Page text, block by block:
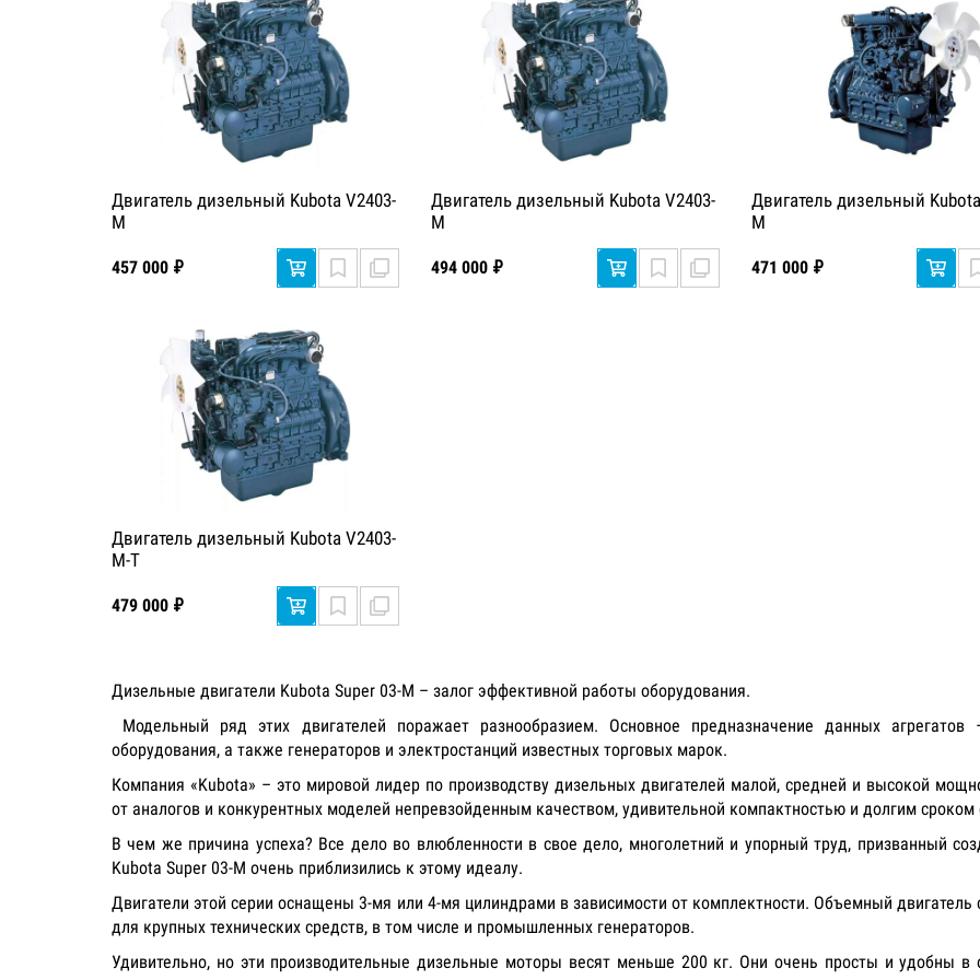
Двигатель дизельный Kubota V2403-
M
457 000 ₽
Двигатель дизельный Kubota V2403-
M
494 000 ₽
Двигатель дизельный
M
471 000 ₽
Двигатель дизельный Kubota V2403-
M-T
479 000 ₽
Дизельные двигатели Kubota Super 03-M – залог эффективной работы оборудования.
Модельный ряд этих двигателей поражает разнообразием. Основное предназначение данных
оборудования, а также генераторов и электростанций известных торговых марок.
Компания «Kubota» – это мировой лидер по производству дизельных двигателей малой, средней и высокой
от аналогов и конкурентных моделей непревзойденным качеством, удивительной компактностью и долгим
В чем же причина успеха? Все дело во влюбленности в свое дело, многолетний и упорный труд, призванный
Kubota Super 03-M очень приблизились к этому идеалу.
Двигатели этой серии оснащены 3-мя или 4-мя цилиндрами в зависимости от комплектности. Объемный
для крупных технических средств, в том числе и промышленных генераторов.
Удивительно, но эти производительные дизельные моторы весят меньше 200 кг. Они очень просты и удобны